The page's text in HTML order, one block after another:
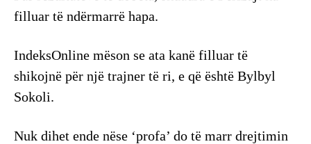
filluar të ndërmarrë hapa.
IndeksOnline mëson se ata kanë filluar të
shikojnë për një trajner të ri, e që është Bylbyl
Sokoli.
Nuk dihet ende nëse ‘profa’ do të marr drejtimin